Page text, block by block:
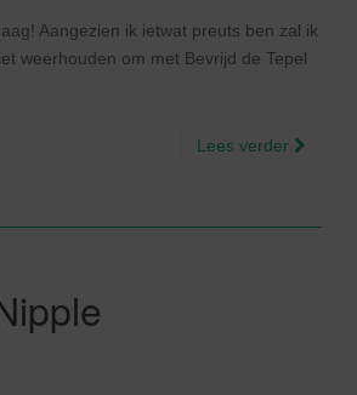
Aangezien ik ietwat preuts ben zal ik
weerhouden om met Bevrijd de Tepel
Lees verder